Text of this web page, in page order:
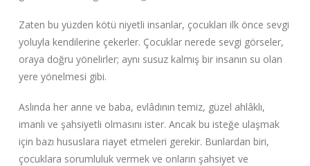
Zaten bu yüzden kötü niyetli insanlar, çocukları ilk önce sevgi
yoluyla kendilerine çekerler. Çocuklar nerede sevgi görseler,
oraya doğru yönelirler; aynı susuz kalmış bir insanın su olan
yere yönelmesi gibi.
Aslında her anne ve baba, evlâdının temiz, güzel ahlâklı,
imanlı ve şahsiyetli olmasını ister. Ancak bu isteğe ulaşmak
için bazı hususlara riayet etmeleri gerekir. Bunlardan biri,
çocuklara sorumluluk vermek ve onların şahsiyet ve